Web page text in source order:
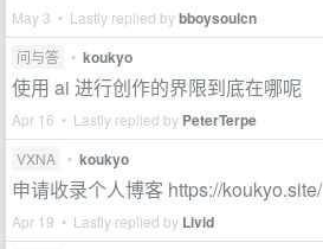
May 3 • Lastly replied bybboysoulcn
问与答 • koukyo
使用 ai 进行创作的界限到底在哪呢
Apr 16 • Lastly replied by PeterTerpe
VXNA • koukyo
申请收录个人博客 https://koukyo.site/
Apr 19 • Lastly replied by Livid